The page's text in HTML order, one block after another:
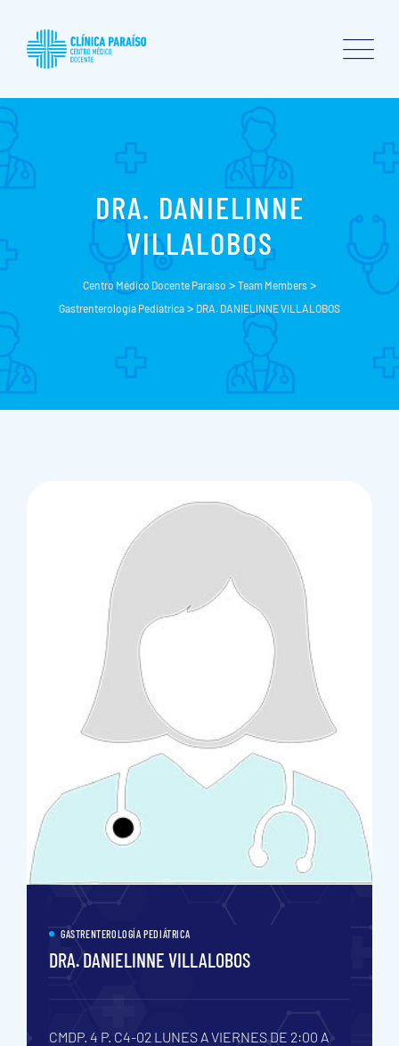
DRA. DANIELINNE
VILLALOBOS
Centro Médico Docente Paraíso > Team Members >
Gastrenterología Pediátrica > DRA. DANIELINNE VILLALOBOS
GASTRENTEROLOGÍA PEDIÁTRICA
DRA. DANIELINNE VILLALOBOS
CMDP. 4 P. C4-02 LUNES A VIERNES DE 2:00 A